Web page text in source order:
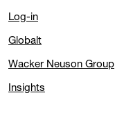
Log-in
Globalt
Wacker Neuson Group
Insights